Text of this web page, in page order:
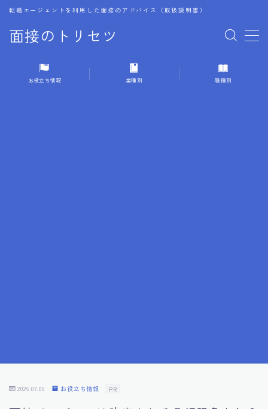
面接のトリセツ
転職エージェントを利用した面接のアドバイス（取扱説明書）
MENU
1.成功する面接戦略
10.フィードバックを活用する方法
お役立ち情報 業種別 職種別
2026.07.06 お役立ち情報 PR